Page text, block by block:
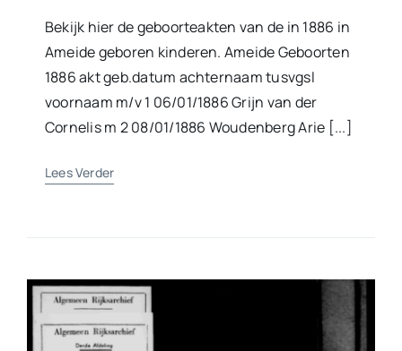
Bekijk hier de geboorteakten van de in 1886 in
Ameide geboren kinderen. Ameide Geboorten
1886 akt geb.datum achternaam tusvgsl
voornaam m/v 1 06/01/1886 Grijn van der
Cornelis m 2 08/01/1886 Woudenberg Arie [...]
Lees Verder